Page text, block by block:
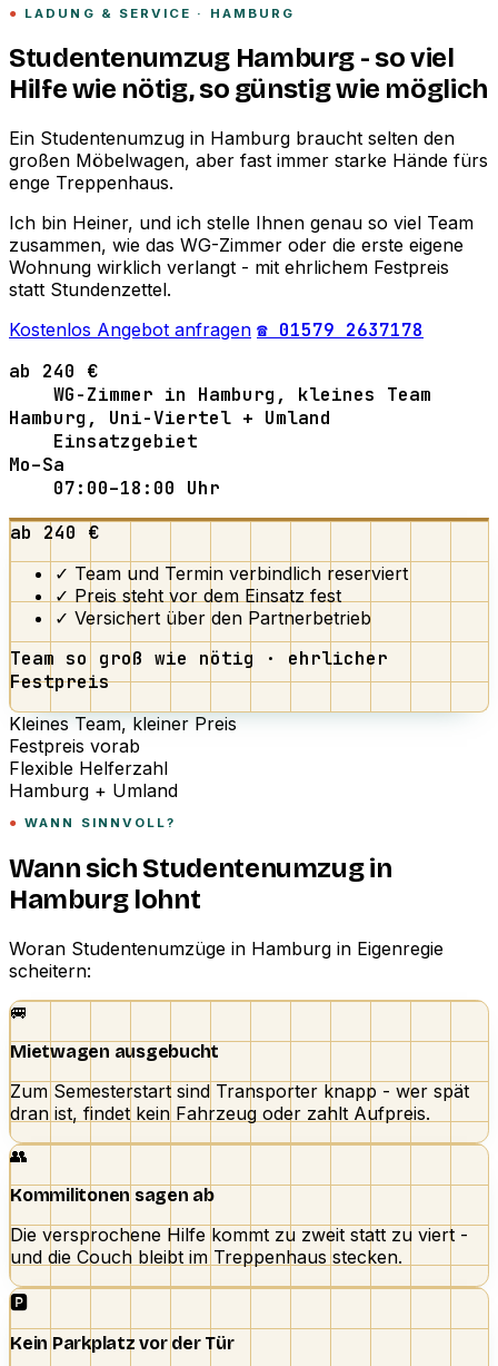
LADUNG & SERVICE · HAMBURG
Studentenumzug Hamburg - so viel
Hilfe wie nötig, so günstig wie möglich
Ein Studentenumzug in Hamburg braucht selten den
großen Möbelwagen, aber fast immer starke Hände fürs
enge Treppenhaus.
Ich bin Heiner, und ich stelle Ihnen genau so viel Team
zusammen, wie das WG-Zimmer oder die erste eigene
Wohnung wirklich verlangt - mit ehrlichem Festpreis
statt Stundenzettel.
Kostenlos Angebot anfragen ☎ 01579 2637178
ab 240 €
WG-Zimmer in Hamburg, kleines Team
Hamburg, Uni-Viertel + Umland
Einsatzgebiet
Mo–Sa
07:00–18:00 Uhr
ab 240 €
✓ Team und Termin verbindlich reserviert
✓ Preis steht vor dem Einsatz fest
✓ Versichert über den Partnerbetrieb
Team so groß wie nötig · ehrlicher
Festpreis
Kleines Team, kleiner Preis
Festpreis vorab
Flexible Helferzahl
Hamburg + Umland
WANN SINNVOLL?
Wann sich Studentenumzug in
Hamburg lohnt
Woran Studentenumzüge in Hamburg in Eigenregie
scheitern:
🚐
Mietwagen ausgebucht
Zum Semesterstart sind Transporter knapp - wer spät
dran ist, findet kein Fahrzeug oder zahlt Aufpreis.
👥
Kommilitonen sagen ab
Die versprochene Hilfe kommt zu zweit statt zu viert -
und die Couch bleibt im Treppenhaus stecken.
🅿️
Kein Parkplatz vor der Tür